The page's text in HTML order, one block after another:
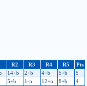
R2 R3 R4 R5
Pts
14+b 2+b 4+b 5+b
5
5+b 1-n 12+n 8+b
4